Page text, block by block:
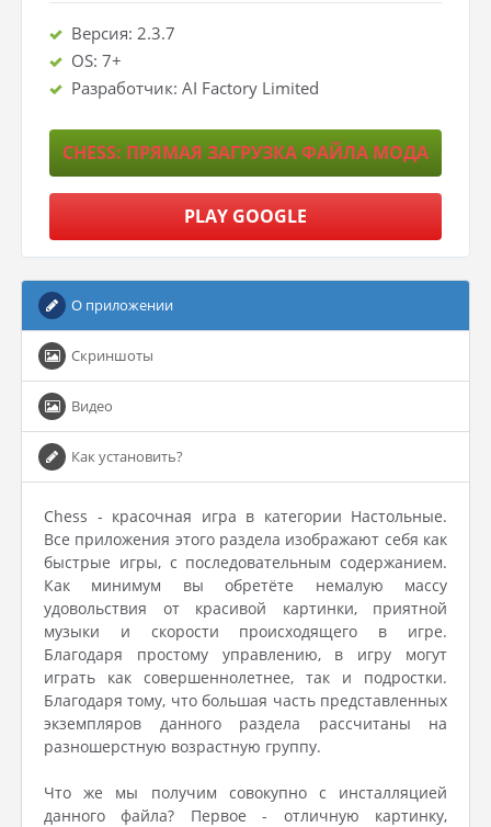
Версия: 2.3.7
OS: 7+
Разработчик: AI Factory Limited
CHESS: ПРЯМАЯ ЗАГРУЗКА ФАЙЛА МОДА
PLAY GOOGLE
О приложении
Скриншоты
Видео
Как установить?
Chess - красочная игра в категории Настольные.
Все приложения этого раздела изображают себя как
быстрые игры, с последовательным содержанием.
Как минимум вы обретёте немалую массу
удовольствия от красивой картинки, приятной
музыки и скорости происходящего в игре.
Благодаря простому управлению, в игру могут
играть как совершеннолетнее, так и подростки.
Благодаря тому, что большая часть представленных
экземпляров данного раздела рассчитаны на
разношерстную возрастную группу.
Что же мы получим совокупно с инсталляцией
данного файла? Первое - отличную картинку,